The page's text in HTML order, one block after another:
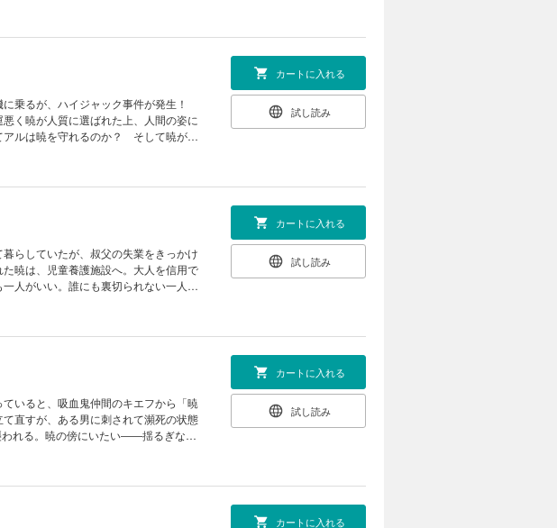
乗るが、ハイジャック事件が発生！
く暁が人質に選ばれた上、人間の姿に
アルは暁を守れるのか？ そして暁がＬ
カートに入れる
試し読み
らしていたが、叔父の失業をきっかけ
暁は、児童養護施設へ。大人を信用で
人がいい。誰にも裏切られない一人が
カートに入れる
試し読み
いると、吸血鬼仲間のキエフから「暁
直すが、ある男に刺されて瀕死の状態
れる。暁の傍にいたい――揺るぎない
カートに入れる
試し読み
カートに入れる